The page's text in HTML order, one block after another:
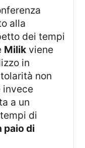
alla
dei tempi
Milik viene
in
non
invece
a un
di
paio di